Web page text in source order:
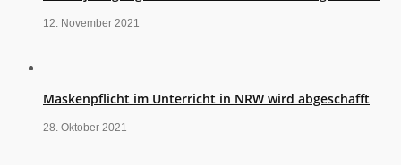
12. November 2021
Maskenpflicht im Unterricht in NRW wird abgeschafft
28. Oktober 2021